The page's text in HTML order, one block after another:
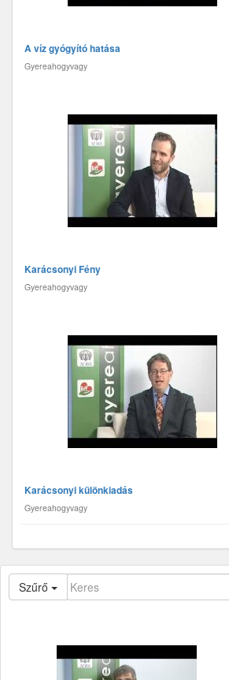
A víz gyógyító hatása
Gyereahogyvagy
Karácsonyi Fény
Gyereahogyvagy
Karácsonyi különkiadás
Gyereahogyvagy
Szűrő